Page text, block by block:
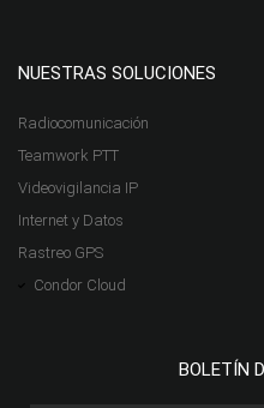
NUESTRAS SOLUCIONES
Radiocomunicación
Teamwork PTT
Videovigilancia IP
Internet y Datos
Rastreo GPS
Condor Cloud
BOLETÍN